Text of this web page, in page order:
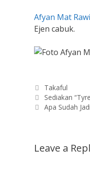
Afyan Mat Rawi
Ejen cabuk.
Categories
Takaful
Sediakan
Apa Sudah
Leave a